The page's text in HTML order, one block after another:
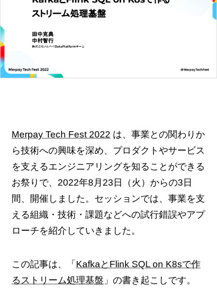
Merpay Tech Fest 2022 は、事業との関わりか
ら技術への興味を深め、プロダクトやサービス
を支えるエンジニアリングを知ることができる
お祭りで、2022年8月23日（火）からの3日
間、開催しました。セッションでは、事業を支
える組織・技術・課題などへの試行錯誤やアプ
ローチを紹介していきました。
この記事は、「KafkaとFlink SQL on K8sで作
るストリーム処理基盤 」の書き起こしです。